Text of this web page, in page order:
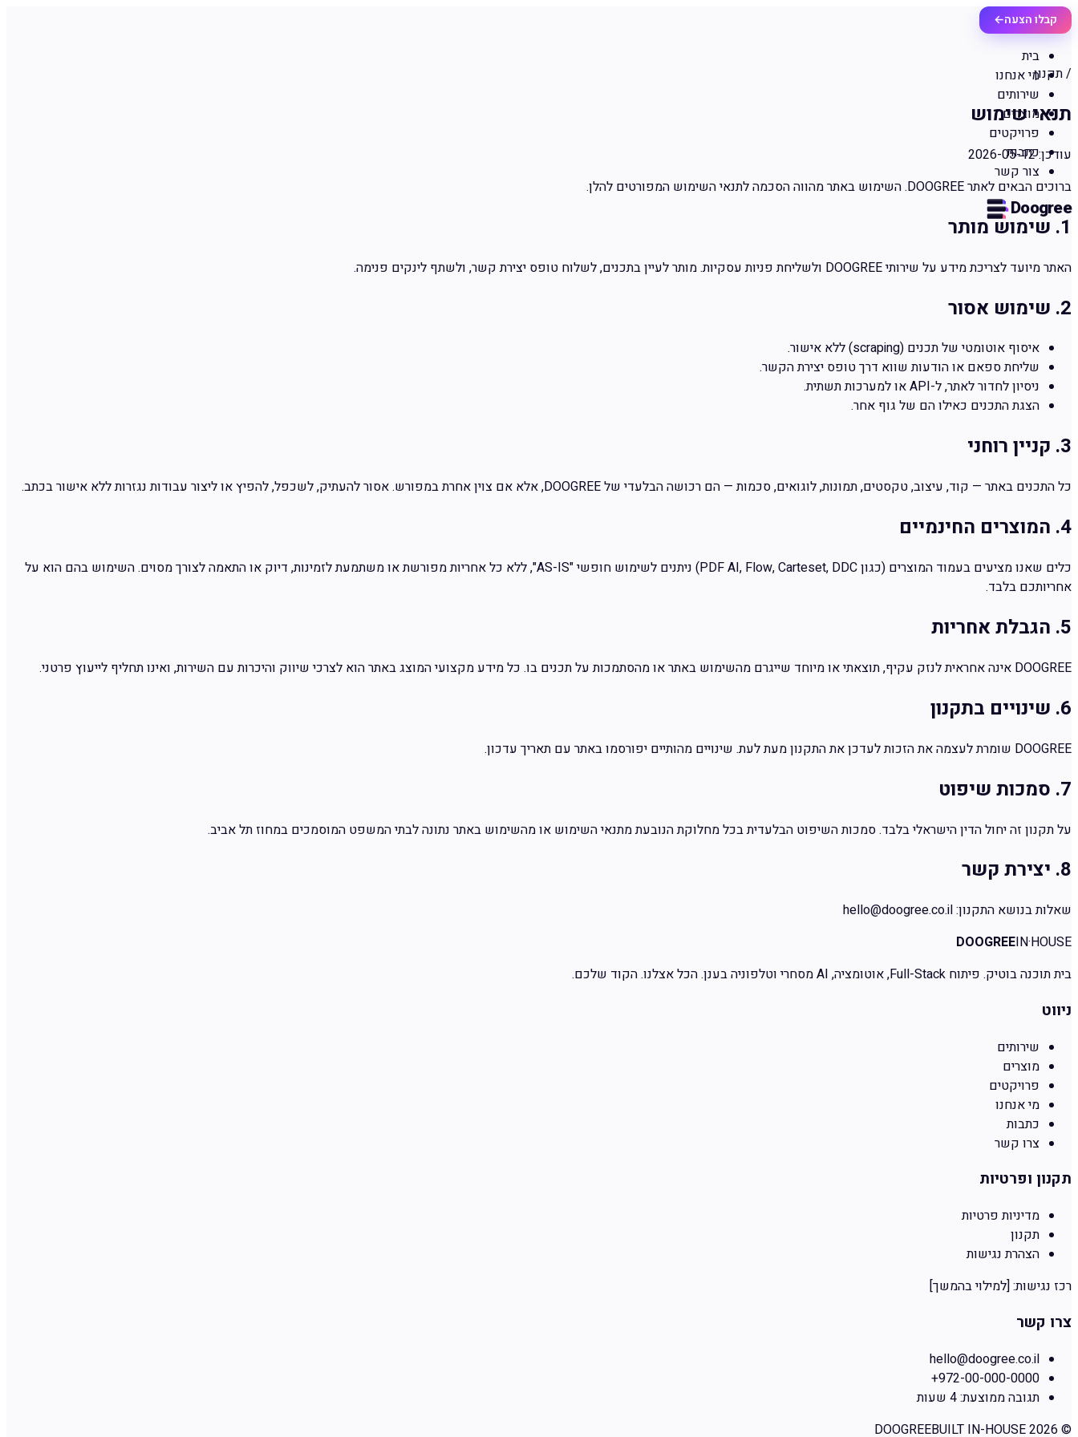
קבלו הצעה←
בית
מי אנחנו
שירותים
מוצרים
פרויקטים
כתבות
צור קשר
Doogree
/ תקנון
תנאי שימוש
עודכן:2026-05-12
ברוכים הבאים לאתרDOOGREE. השימוש באתר מהווה הסכמה לתנאי השימוש המפורטים להלן.
1. שימוש מותר
האתר מיועד לצריכת מידע על שירותיDOOGREE ולשליחת פניות עסקיות. מותר לעיין בתכנים, לשלוח טופס יצירת קשר, ולשתף לינקים פנימה.
2. שימוש אסור
איסוף אוטומטי של תכנים (scraping) ללא אישור.
שליחת ספאם או הודעות שווא דרך טופס יצירת הקשר.
ניסיון לחדור לאתר, ל-API או למערכות תשתית.
הצגת התכנים כאילו הם של גוף אחר.
3. קניין רוחני
כל התכנים באתר — קוד, עיצוב, טקסטים, תמונות, לוגואים, סכמות — הם רכושה הבלעדי שלDOOGREE, אלא אם צוין אחרת במפורש. אסור להעתיק, לשכפל, להפיץ או ליצור עבודות נגזרות ללא אישור בכתב.
4. המוצרים החינמיים
כלים שאנו מציעים בעמוד המוצרים (כגון PDF AI, Flow, Carteset, DDC) ניתנים לשימוש חופשי "AS-IS", ללא כל אחריות מפורשת או משתמעת לזמינות, דיוק או התאמה לצורך מסוים. השימוש בהם הוא על
אחריותכם בלבד.
5. הגבלת אחריות
DOOGREE אינה אחראית לנזק עקיף, תוצאתי או מיוחד שייגרם מהשימוש באתר או מהסתמכות על תכנים בו. כל מידע מקצועי המוצג באתר הוא לצרכי שיווק והיכרות עם השירות, ואינו תחליף לייעוץ פרטני.
6. שינויים בתקנון
DOOGREE שומרת לעצמה את הזכות לעדכן את התקנון מעת לעת. שינויים מהותיים יפורסמו באתר עם תאריך עדכון.
7. סמכות שיפוט
על תקנון זה יחול הדין הישראלי בלבד. סמכות השיפוט הבלעדית בכל מחלוקת הנובעת מתנאי השימוש או מהשימוש באתר נתונה לבתי המשפט המוסמכים במחוז תל אביב.
8. יצירת קשר
שאלות בנושא התקנון:hello@doogree.co.il
DOOGREEIN·HOUSE
בית תוכנה בוטיק. פיתוח Full-Stack, אוטומציה, AI מסחרי וטלפוניה בענן. הכל אצלנו. הקוד שלכם.
ניווט
שירותים
מוצרים
פרויקטים
מי אנחנו
כתבות
צרו קשר
תקנון ופרטיות
מדיניות פרטיות
תקנון
הצהרת נגישות
רכז נגישות: [למילוי בהמשך]
צרו קשר
hello@doogree.co.il
+972-00-000-0000
תגובה ממוצעת:4 שעות
©
2026
DOOGREEBUILT IN-HOUSE